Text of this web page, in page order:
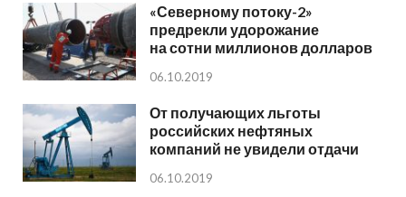
«Северному потоку-2»
предрекли удорожание
на сотни миллионов долларов
06.10.2019
От получающих льготы
российских нефтяных
компаний не увидели отдачи
06.10.2019